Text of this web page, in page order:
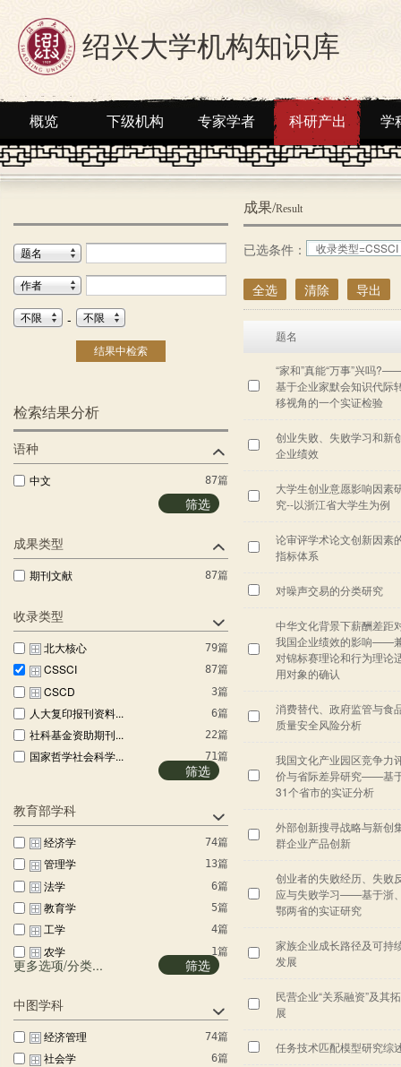
绍兴大学机构知识库
概览 下级机构 专家学者 科研产出 学
题名
作者
不限 - 不限
结果中检索
检索结果分析
语种
87篇
中文
筛选
成果类型
87篇
期刊文献
收录类型
79篇
北大核心
87篇
CSSCI
3篇
CSCD
6篇
人大复印报刊资料...
22篇
社科基金资助期刊...
71篇
国家哲学社会科学...
筛选
教育部学科
74篇
经济学
13篇
管理学
6篇
法学
5篇
教育学
4篇
工学
1篇
农学
更多选项/分类... 筛选
中图学科
74篇
经济管理
6篇
社会学
成果/Result
已选条件： 收录类型=CSSCI
全选 清除 导出
题名
“家和”真能“万事”兴吗
基于企业家默会知识代际
移视角的一个实证检验
创业失败、失败学习和新
企业绩效
大学生创业意愿影响因素
究--以浙江省大学生为例
论审评学术论文创新因素
指标体系
对噪声交易的分类研究
中华文化背景下薪酬差距
我国企业绩效的影响——
对锦标赛理论和行为理论
用对象的确认
消费替代、政府监管与食
质量安全风险分析
我国文化产业园区竞争力
价与省际差异研究——基
31个省市的实证分析
外部创新搜寻战略与新创
群企业产品创新
创业者的失败经历、失败
应与失败学习——基于浙
鄂两省的实证研究
家族企业成长路径及可持
发展
民营企业“关系融资”及其拓
展
任务技术匹配模型研究综